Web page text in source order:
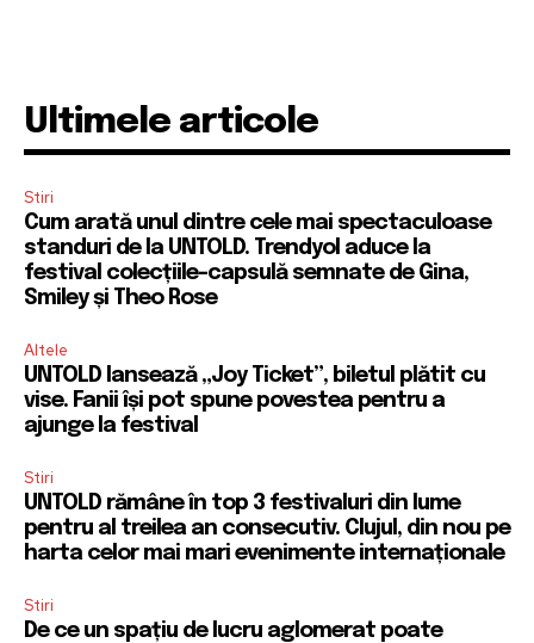
Ultimele articole
Stiri
Cum arată unul dintre cele mai spectaculoase
standuri de la UNTOLD. Trendyol aduce la
festival colecțiile-capsulă semnate de Gina,
Smiley și Theo Rose
Altele
UNTOLD lansează „Joy Ticket”, biletul plătit cu
vise. Fanii își pot spune povestea pentru a
ajunge la festival
Stiri
UNTOLD rămâne în top 3 festivaluri din lume
pentru al treilea an consecutiv. Clujul, din nou pe
harta celor mai mari evenimente internaționale
Stiri
De ce un spațiu de lucru aglomerat poate